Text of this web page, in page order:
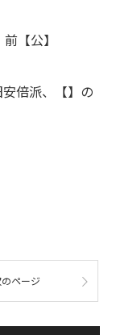
【公】
倍派、【】の
ページ